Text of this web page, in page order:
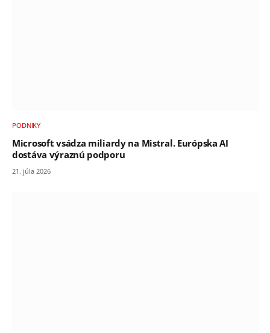
PODNIKY
Microsoft vsádza miliardy na Mistral. Európska AI
dostáva výraznú podporu
21. júla 2026